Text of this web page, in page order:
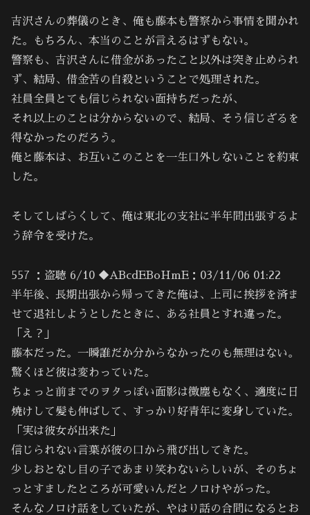
吉沢さんの葬儀のとき、俺も藤本も警察から事情を聞かれ
た。もちろん、本当のことが言えるはずもない。
警察も、吉沢さんに借金があったこと以外は突き止められ
ず、結局、借金苦の自殺ということで処理された。
社員全員とても信じられない面持ちだったが、
それ以上のことは分からないので、結局、そう信じざるを
得なかったのだろう。
俺と藤本は、お互いこのことを一生口外しないことを約束
した。
そしてしばらくして、俺は東北の支社に半年間出張するよ
う辞令を受けた。
557 ：盗聴 6/10 ◆ABcdEBoHmE：03/11/06 01:22
半年後、長期出張から帰ってきた俺は、上司に挨拶を済ま
せて退社しようとしたときに、ある社員とすれ違った。
「え？」
藤本だった。一瞬誰だか分からなかったのも無理はない。
驚くほど彼は変わっていた。
ちょっと前までのヲタっぽい面影は微塵もなく、適度に日
焼けして髪も伸ばして、すっかり好青年に変身していた。
「実は彼女が出来た」
信じられない言葉が彼の口から飛び出してきた。
少しおとなし目の子であまり笑わないらしいが、そのちょ
っとすましたところが可愛いんだとノロけやがった。
そんなノロけ話をしていたが、やはり話の合間になるとお